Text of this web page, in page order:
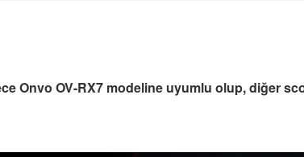
Onvo OV-RX7 modeline uyumlu olup, diğer